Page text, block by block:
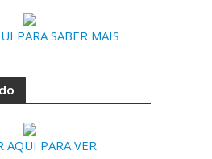
PARA SABER MAIS
AQUI PARA VER